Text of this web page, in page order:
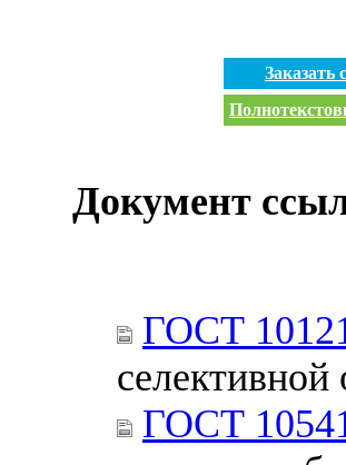
Заказать
Документ
ГОСТ
селективной
ГОСТ